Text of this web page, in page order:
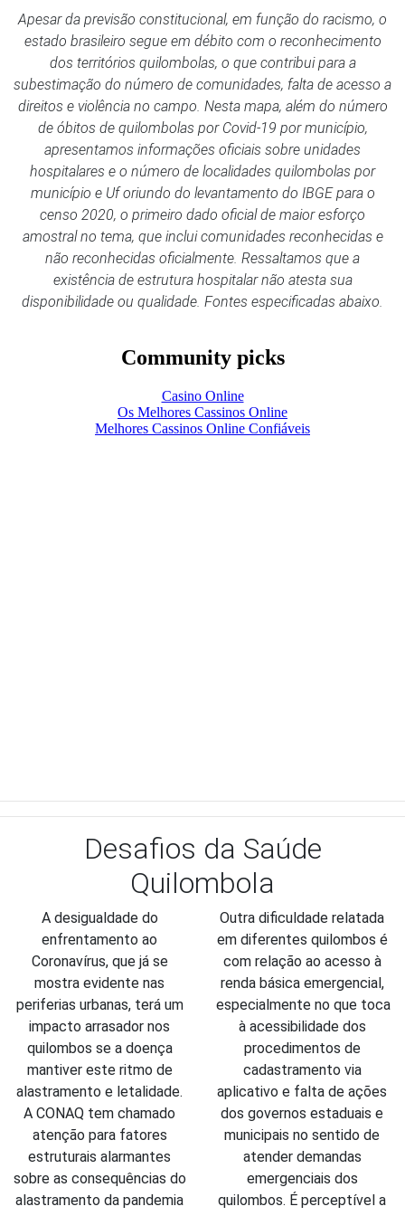
Apesar da previsão constitucional, em função do racismo, o
estado brasileiro segue em débito com o reconhecimento
dos territórios quilombolas, o que contribui para a
subestimação do número de comunidades, falta de acesso a
direitos e violência no campo. Nesta mapa, além do número
de óbitos de quilombolas por Covid-19 por município,
apresentamos informações oficiais sobre unidades
hospitalares e o número de localidades quilombolas por
município e Uf oriundo do levantamento do IBGE para o
censo 2020, o primeiro dado oficial de maior esforço
amostral no tema, que inclui comunidades reconhecidas e
não reconhecidas oficialmente. Ressaltamos que a
existência de estrutura hospitalar não atesta sua
disponibilidade ou qualidade. Fontes especificadas abaixo.
Desafios da Saúde
Quilombola
A desigualdade do
enfrentamento ao
Coronavírus, que já se
mostra evidente nas
periferias urbanas, terá um
impacto arrasador nos
quilombos se a doença
mantiver este ritmo de
alastramento e letalidade.
A CONAQ tem chamado
atenção para fatores
estruturais alarmantes
sobre as consequências do
alastramento da pandemia
Outra dificuldade relatada
em diferentes quilombos é
com relação ao acesso à
renda básica emergencial,
especialmente no que toca
à acessibilidade dos
procedimentos de
cadastramento via
aplicativo e falta de ações
dos governos estaduais e
municipais no sentido de
atender demandas
emergenciais dos
quilombos. É perceptível a